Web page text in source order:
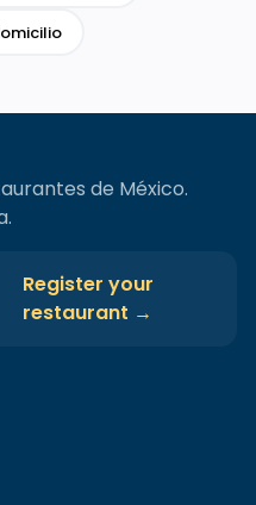
de México.
Register your
restaurant →